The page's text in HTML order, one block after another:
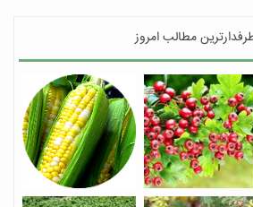
مطالب امروز